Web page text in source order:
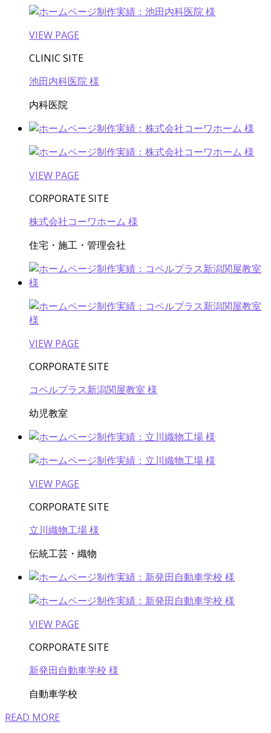
VIEW PAGE
CLINIC SITE
池田内科医院 様
内科医院
VIEW PAGE
CORPORATE SITE
株式会社コーワホーム 様
住宅・施工・管理会社
VIEW PAGE
CORPORATE SITE
コペルプラス新潟関屋教室 様
幼児教室
VIEW PAGE
CORPORATE SITE
立川織物工場 様
伝統工芸・織物
VIEW PAGE
CORPORATE SITE
新発田自動車学校 様
自動車学校
READ MORE